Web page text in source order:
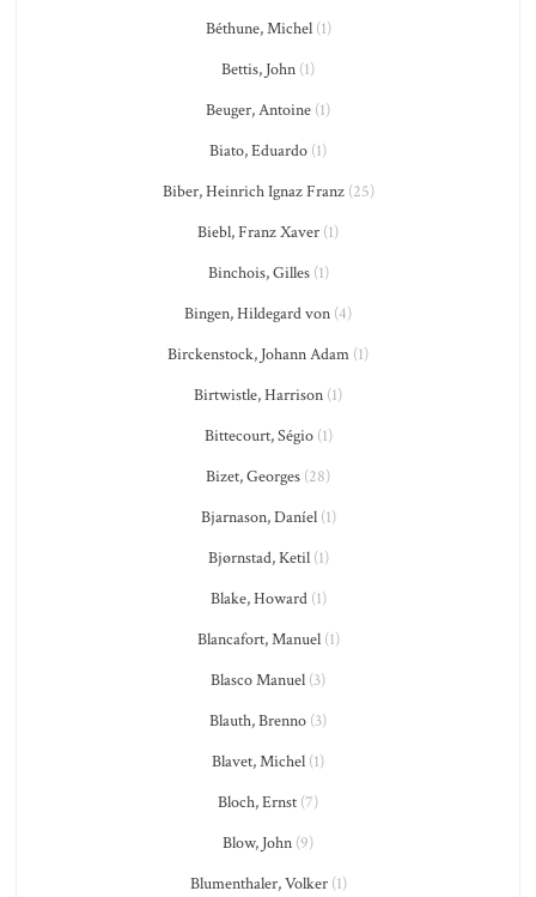
Béthune, Michel(1)
Bettis, John (1)
Beuger, Antoine (1)
Biato, Eduardo (1)
Biber, Heinrich Ignaz Franz(25)
Biebl, Franz Xaver (1)
Binchois, Gilles(1)
Bingen, Hildegard von (4)
Birckenstock, Johann Adam (1)
Birtwistle, Harrison (1)
Bittecourt, Ségio(1)
Bizet, Georges (28)
Bjarnason, Daníel(1)
Bjørnstad, Ketil(1)
Blake, Howard(1)
Blancafort, Manuel(1)
Blasco Manuel (3)
Blauth, Brenno (3)
Blavet, Michel (1)
Bloch, Ernst (7)
Blow, John (9)
Blumenthaler, Volker(1)